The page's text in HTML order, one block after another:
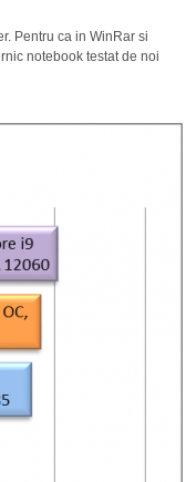
Pentru ca in WinRar si
notebook testat de noi